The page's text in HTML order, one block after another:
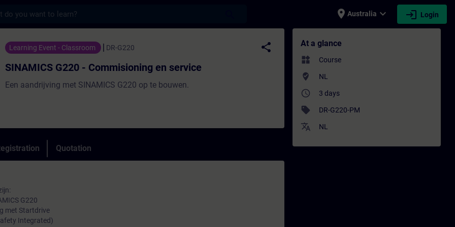
place Australia expand_more login Login
G220 - Commisioning en service - Training - Training - Professional development |
Learning Event - Classroom DR-G220
share
SINAMICS G220 - Commisioning en service
Een aandrijving met SINAMICS G220 op te bouwen.
Quotation
G220
met Startdrive
Integrated)
At a glance
widgets Course
where_to_vote NL
access_time 3 days
sell DR-G220-PM
translate NL